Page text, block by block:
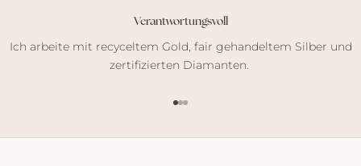
Verantwortungsvoll
Ich arbeite mit recyceltem Gold, fair gehandeltem Silber und
zertifizierten Diamanten.
Gehe zu Element 1
Gehe zu Element 2
Gehe zu Element 3